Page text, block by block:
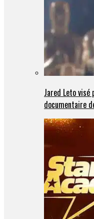
Jared Leto visé
documentaire